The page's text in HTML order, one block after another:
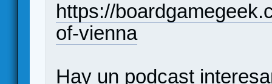
https://
of-vienna
Hay un podcast